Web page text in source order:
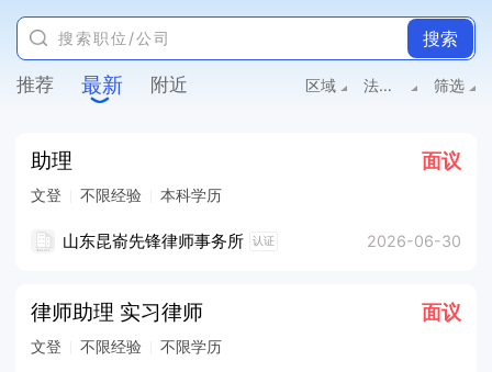
搜索
推荐 最新 附近 区域 法律/教育/咨询/翻译 筛选
助理 面议
文登 不限经验 本科学历
山东昆嵛先锋律师事务所 认证 2026-06-30
律师助理 实习律师 面议
文登 不限经验 不限学历